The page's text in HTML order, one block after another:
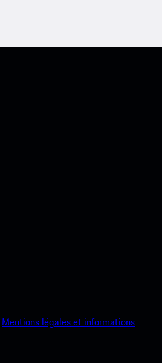
Mentions légales et informations